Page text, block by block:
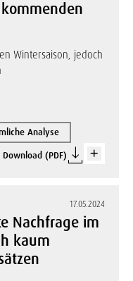
Wintersaison, jedoch
Analyse
Download (PDF)
17.05.2024
Nachfrage im
kaum